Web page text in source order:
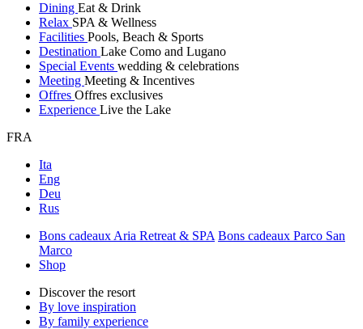
Dining Eat & Drink
Relax SPA & Wellness
Facilities Pools, Beach & Sports
Destination Lake Como and Lugano
Special Events wedding & celebrations
Meeting Meeting & Incentives
Offres Offres exclusives
Experience Live the Lake
FRA
Ita
Eng
Deu
Rus
Bons cadeaux Aria Retreat & SPA Bons cadeaux Parco San
Marco
Shop
Discover the resort
By love inspiration
By family experience